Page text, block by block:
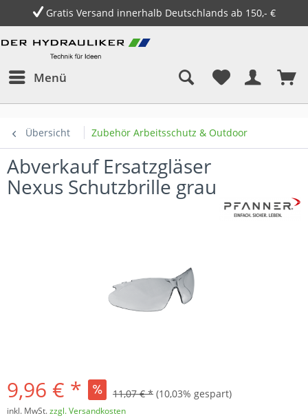
Gratis Versand innerhalb Deutschlands ab 150,- €
Menü
Übersicht Zubehör Arbeitsschutz & Outdoor
Abverkauf Ersatzgläser
Nexus Schutzbrille grau
9,96 € * 11,07 € * (10,03% gespart)
inkl. MwSt.zzgl. Versandkosten